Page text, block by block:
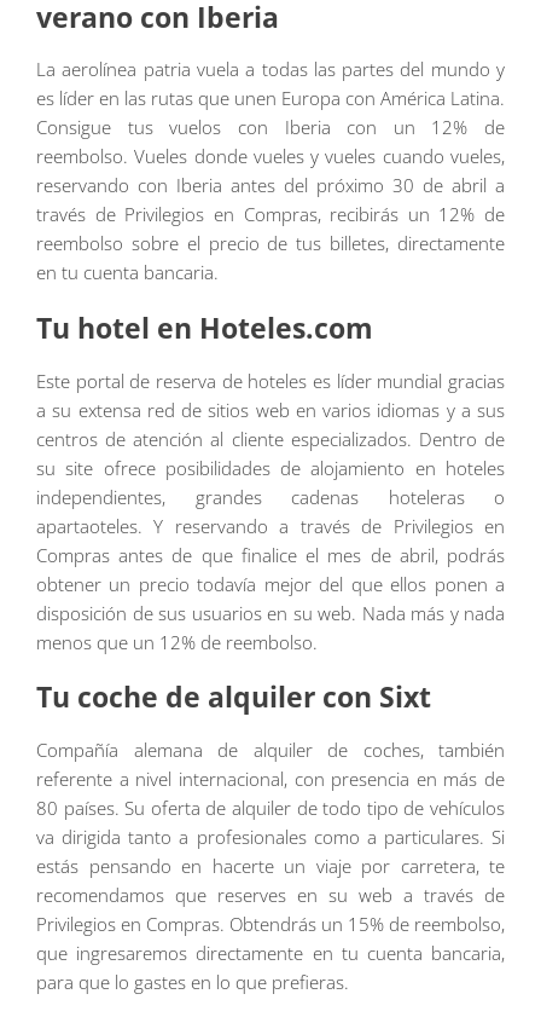
verano con Iberia
La aerolínea patria vuela a todas las partes del mundo y
es líder en las rutas que unen Europa con América Latina.
Consigue tus vuelos con Iberia con un 12% de
reembolso. Vueles donde vueles y vueles cuando vueles,
reservando con Iberia antes del próximo 30 de abril a
través de Privilegios en Compras, recibirás un 12% de
reembolso sobre el precio de tus billetes, directamente
en tu cuenta bancaria.
Tu hotel en Hoteles.com
Este portal de reserva de hoteles es líder mundial gracias
a su extensa red de sitios web en varios idiomas y a sus
centros de atención al cliente especializados. Dentro de
su site ofrece posibilidades de alojamiento en hoteles
independientes, grandes cadenas hoteleras o
apartaoteles. Y reservando a través de Privilegios en
Compras antes de que finalice el mes de abril, podrás
obtener un precio todavía mejor del que ellos ponen a
disposición de sus usuarios en su web. Nada más y nada
menos que un 12% de reembolso.
Tu coche de alquiler con Sixt
Compañía alemana de alquiler de coches, también
referente a nivel internacional, con presencia en más de
80 países. Su oferta de alquiler de todo tipo de vehículos
va dirigida tanto a profesionales como a particulares. Si
estás pensando en hacerte un viaje por carretera, te
recomendamos que reserves en su web a través de
Privilegios en Compras. Obtendrás un 15% de reembolso,
que ingresaremos directamente en tu cuenta bancaria,
para que lo gastes en lo que prefieras.